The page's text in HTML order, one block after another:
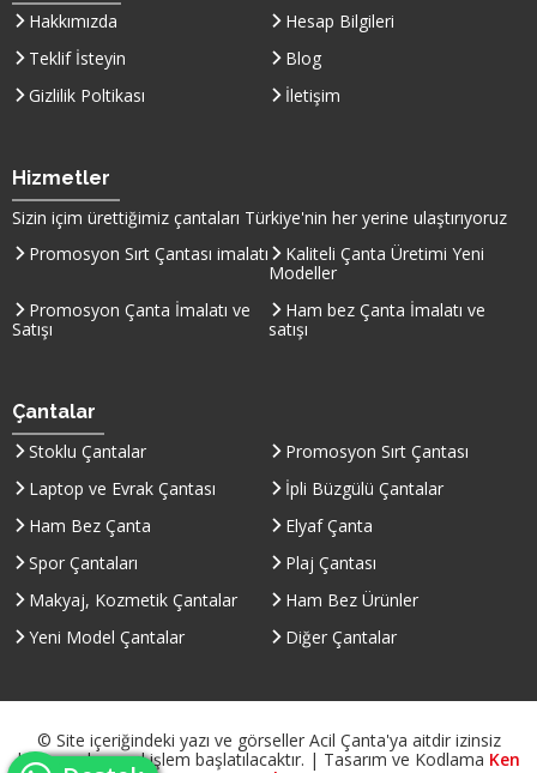
Hakkımızda
Hesap Bilgileri
Teklif İsteyin
Blog
Gizlilik Poltikası
İletişim
Hizmetler
Sizin içim ürettiğimiz çantaları Türkiye'nin her yerine ulaştırıyoruz
Promosyon Sırt Çantası imalatı
Kaliteli Çanta Üretimi Yeni
Modeller
Promosyon Çanta İmalatı ve
Satışı
Ham bez Çanta İmalatı ve
satışı
Çantalar
Stoklu Çantalar
Promosyon Sırt Çantası
Laptop ve Evrak Çantası
İpli Büzgülü Çantalar
Ham Bez Çanta
Elyaf Çanta
Spor Çantaları
Plaj Çantası
Makyaj, Kozmetik Çantalar
Ham Bez Ürünler
Yeni Model Çantalar
Diğer Çantalar
© Site içeriğindeki yazı ve görseller Acil Çanta'ya aitdir izinsiz
kullanımda yasal işlem başlatılacaktır. | Tasarım ve Kodlama Ken